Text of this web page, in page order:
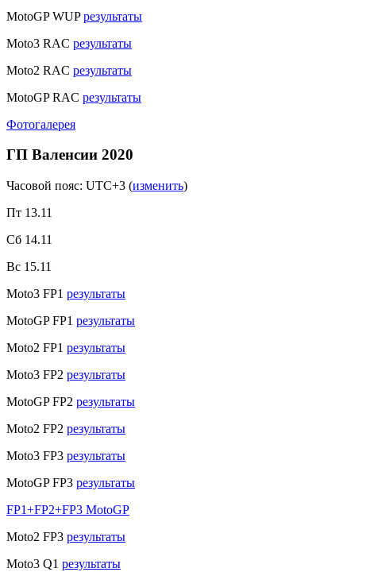
MotoGP WUPрезультаты
Moto3 RAC результаты
Moto2 RAC результаты
MotoGP RAC результаты
Фотогалерея
ГП Валенсии 2020
Часовой пояс: UTC+3 (изменить)
Пт 13.11
Сб 14.11
Вс 15.11
Moto3 FP1 результаты
MotoGP FP1 результаты
Moto2 FP1 результаты
Moto3 FP2 результаты
MotoGP FP2 результаты
Moto2 FP2 результаты
Moto3 FP3 результаты
MotoGP FP3 результаты
FP1+FP2+FP3 MotoGP
Moto2 FP3 результаты
Moto3 Q1 результаты